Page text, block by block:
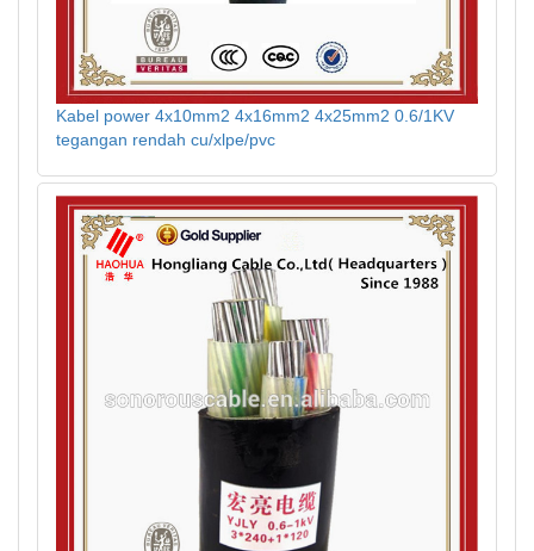
Kabel power 4x10mm2 4x16mm2 4x25mm2 0.6/1KV
tegangan rendah cu/xlpe/pvc